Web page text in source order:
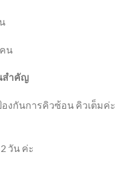
น
สำคัญ
องกันการคิวซ้อน คิวเต็มค่ะ
วัน ค่ะ